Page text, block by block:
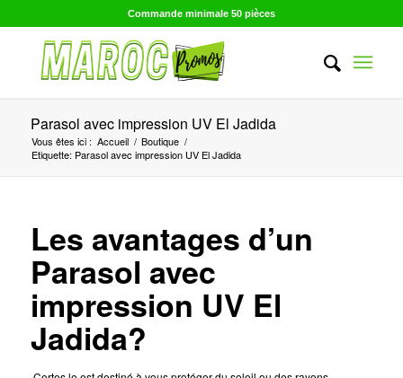
Commande minimale 50 pièces
Parasol avec impression UV El Jadida
Vous êtes ici : Accueil / Boutique /
Etiquette: Parasol avec impression UV El Jadida
Les avantages d’un
Parasol avec
impression UV El
Jadida?